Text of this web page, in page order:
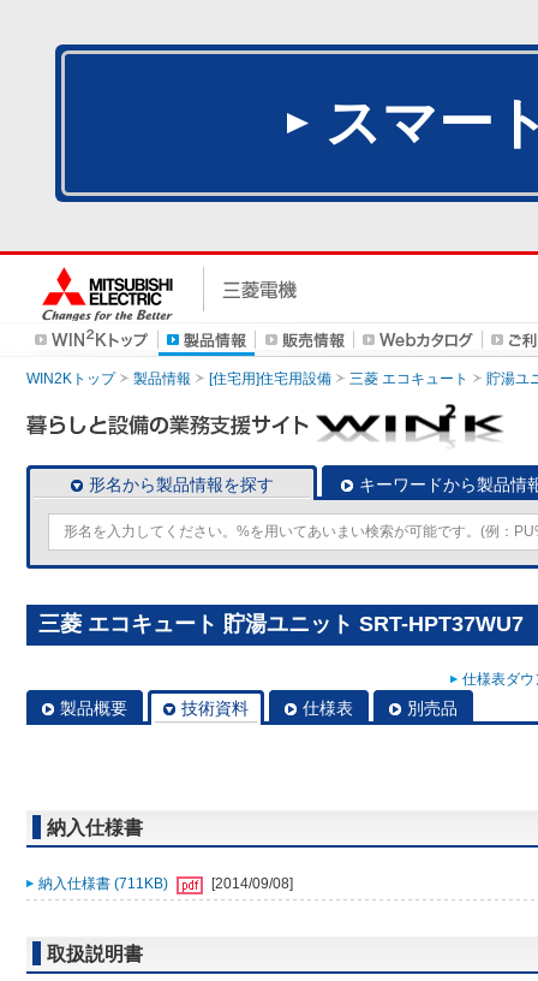
スマー
WIN2Kトップ 製品情報 [住宅用]住宅用設備 三菱 エコキュート 貯湯ユ
形名から製品情報を探す キーワードから製品情
三菱 エコキュート 貯湯ユニット SRT-HPT37WU7
仕様表ダ
製品概要 技術資料 仕様表 別売品
納入仕様書
納入仕様書 (711KB) [2014/09/08]
取扱説明書